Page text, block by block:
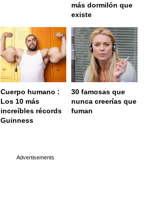
más dormilón que
existe
Cuerpo humano :
Los 10 más
increíbles récords
Guinness
30 famosas que
nunca creerías que
fuman